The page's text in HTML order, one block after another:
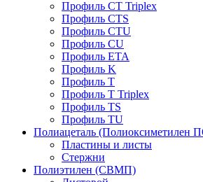
Профиль CT Triplex
Профиль CTS
Профиль CTU
Профиль CU
Профиль ETA
Профиль K
Профиль T
Профиль T Triplex
Профиль TS
Профиль TU
Полиацеталь (Полиоксиметилен
Пластины и листы
Стержни
Полиэтилен (СВМП)